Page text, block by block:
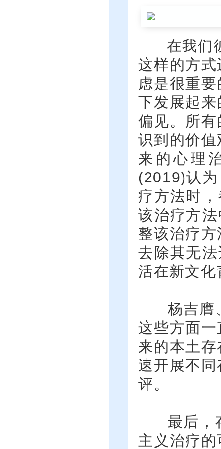
在我们彼
这样的方
虑是很重
下发展起
偏见。所
识到的价
来的心理
(2019)认为
疗方法时
该治疗方
整该治疗
去除其无
活在新文化
杨吉膺、
这些方面
来的本土
速开展不
评。
最后，存
主义治疗